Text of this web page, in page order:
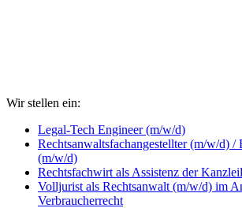
Wir stellen ein:
Legal-Tech Engineer (m/w/d)
Rechtsanwaltsfachangestellter (m/w/d) /
(m/w/d)
Rechtsfachwirt als Assistenz der
Volljurist als Rechtsanwalt (m/w/d) im
Verbraucherrecht